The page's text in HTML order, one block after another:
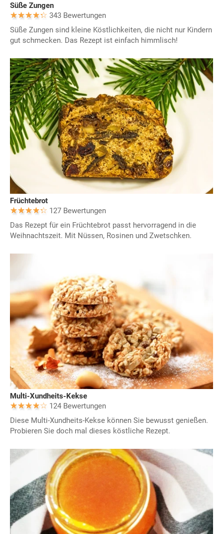
Süße Zungen
343 Bewertungen
Süße Zungen sind kleine Köstlichkeiten, die nicht nur Kindern
gut schmecken. Das Rezept ist einfach himmlisch!
Früchtebrot
127 Bewertungen
Das Rezept für ein Früchtebrot passt hervorragend in die
Weihnachtszeit. Mit Nüssen, Rosinen und Zwetschken.
Multi-Xundheits-Kekse
124 Bewertungen
Diese Multi-Xundheits-Kekse können Sie bewusst genießen.
Probieren Sie doch mal dieses köstliche Rezept.